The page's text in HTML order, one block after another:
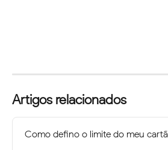
Artigos relacionados
Como defino o limite do meu